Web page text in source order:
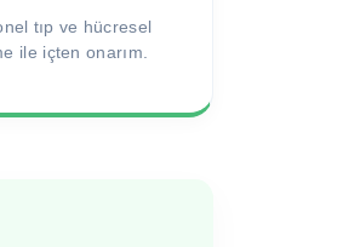
tıp ve hücresel
ile içten onarım.